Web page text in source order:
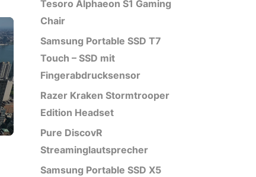
Tesoro Alphaeon S1 Gaming
Chair
Samsung Portable SSD T7
Touch – SSD mit
Fingerabdrucksensor
Razer Kraken Stormtrooper
Edition Headset
Pure DiscovR
Streaminglautsprecher
Samsung Portable SSD X5